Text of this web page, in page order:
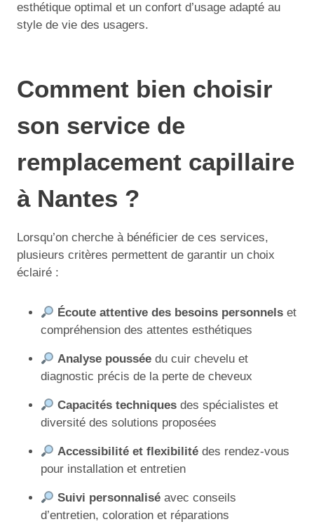
esthétique optimal et un confort d’usage adapté au
style de vie des usagers.
Comment bien choisir
son service de
remplacement capillaire
à Nantes ?
Lorsqu’on cherche à bénéficier de ces services,
plusieurs critères permettent de garantir un choix
éclairé :
Écoute attentive des besoins personnels et
compréhension des attentes esthétiques
Analyse poussée du cuir chevelu et
diagnostic précis de la perte de cheveux
Capacités techniques des spécialistes et
diversité des solutions proposées
Accessibilité et flexibilité des rendez-vous
pour installation et entretien
Suivi personnalisé avec conseils
d’entretien, coloration et réparations